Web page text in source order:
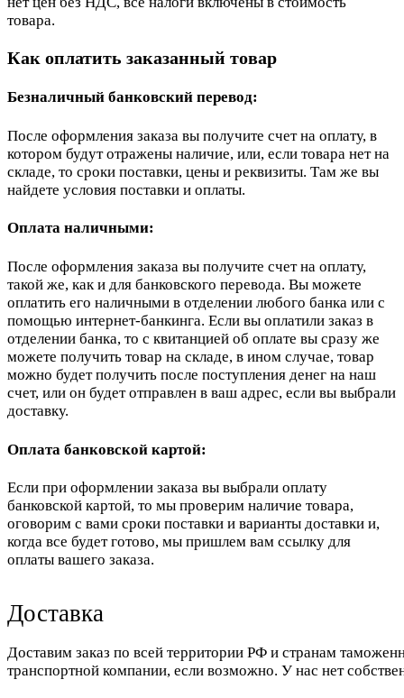
товара.
Как оплатить заказанный товар
Безналичный банковский перевод:
После оформления заказа вы получите счет на оплату, в
котором будут отражены наличие, или, если товара нет на
складе, то сроки поставки, цены и реквизиты. Там же вы
найдете условия поставки и оплаты.
Оплата наличными:
После оформления заказа вы получите счет на оплату,
такой же, как и для банковского перевода. Вы можете
оплатить его наличными в отделении любого банка или с
помощью интернет-банкинга. Если вы оплатили заказ в
отделении банка, то с квитанцией об оплате вы сразу же
можете получить товар на складе, в ином случае, товар
можно будет получить после поступления денег на наш
счет, или он будет отправлен в ваш адрес, если вы выбрали
доставку.
Оплата банковской картой:
Если при оформлении заказа вы выбрали оплату
банковской картой, то мы проверим наличие товара,
оговорим с вами сроки поставки и варианты доставки и,
когда все будет готово, мы пришлем вам ссылку для
оплаты вашего заказа.
Доставка
Доставим заказ по всей территории РФ и странам
транспортной компании, если возможно. У нас нет